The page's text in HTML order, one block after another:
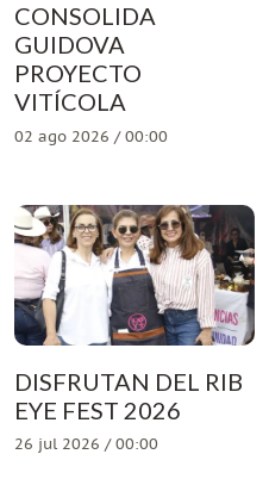
CONSOLIDA
GUIDOVA
PROYECTO
VITÍCOLA
02 ago 2026 / 00:00
DISFRUTAN DEL RIB
EYE FEST 2026
26 jul 2026 / 00:00